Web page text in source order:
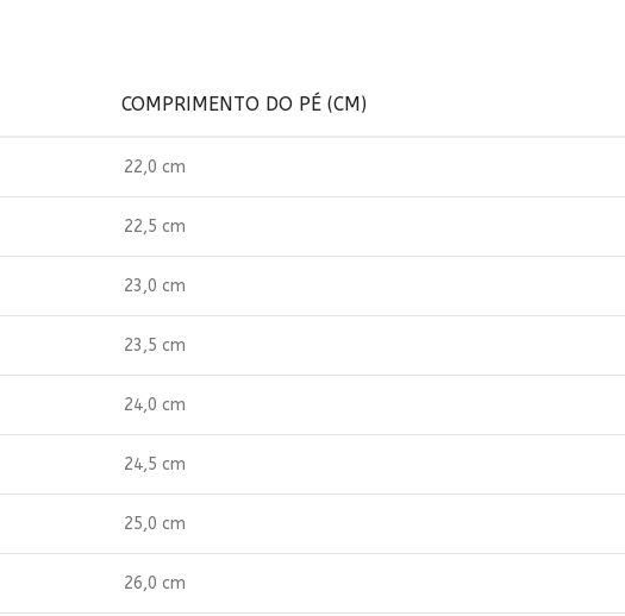
COMPRIMENTO DO PÉ (CM)
22,0 cm
22,5 cm
23,0 cm
23,5 cm
24,0 cm
24,5 cm
25,0 cm
26,0 cm